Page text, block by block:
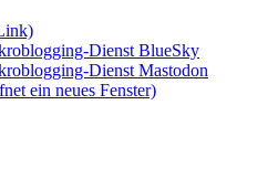
Dienst BlueSky
Dienst Mastodon
ein neues Fenster)